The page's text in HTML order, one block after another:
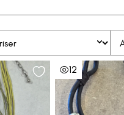
12